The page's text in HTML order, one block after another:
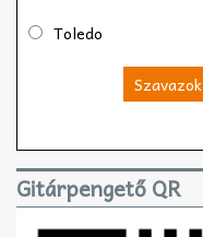
Toledo
Szavazok
Gitárpengető QR